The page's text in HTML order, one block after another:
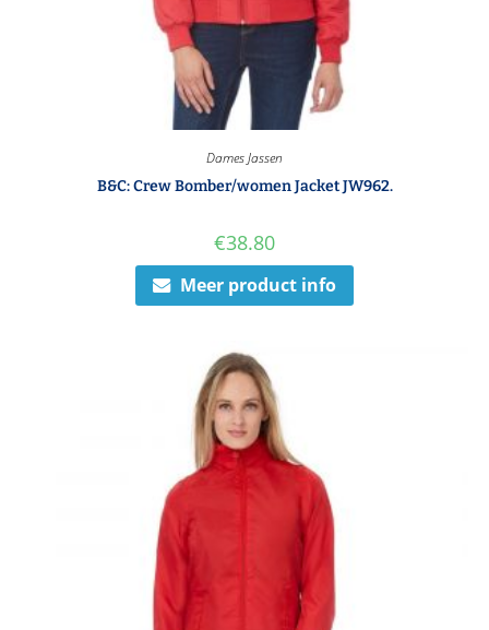
Dames Jassen
B&C: Crew Bomber/women Jacket JW962.
€38.80
Meer product info